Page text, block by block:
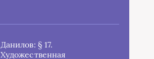
Данилов: § 17.
Художественная